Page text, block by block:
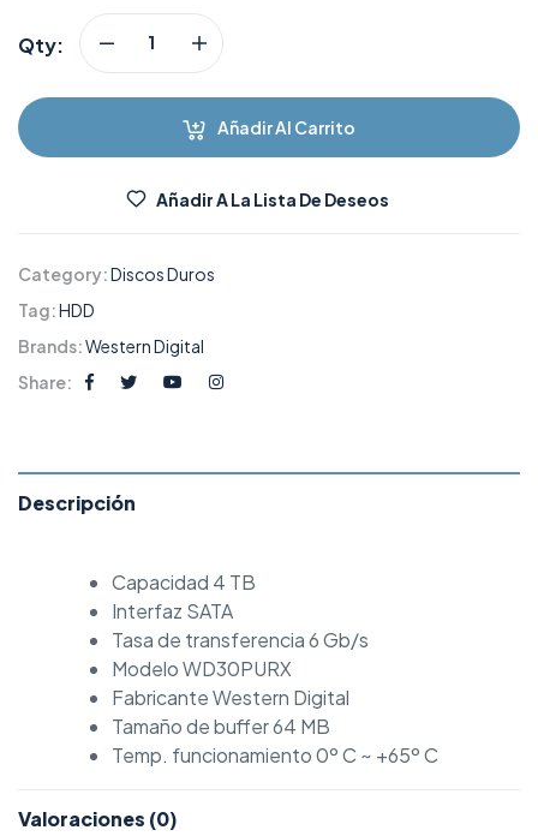
Qty:
Añadir Al Carrito
Añadir A La Lista De Deseos
Category:Discos Duros
Tag:HDD
Brands:Western Digital
Share:
Descripción
Capacidad 4 TB
Interfaz SATA
Tasa de transferencia 6 Gb/s
Modelo WD30PURX
Fabricante Western Digital
Tamaño de buffer 64 MB
Temp. funcionamiento 0º C ~ +65º C
Valoraciones (0)